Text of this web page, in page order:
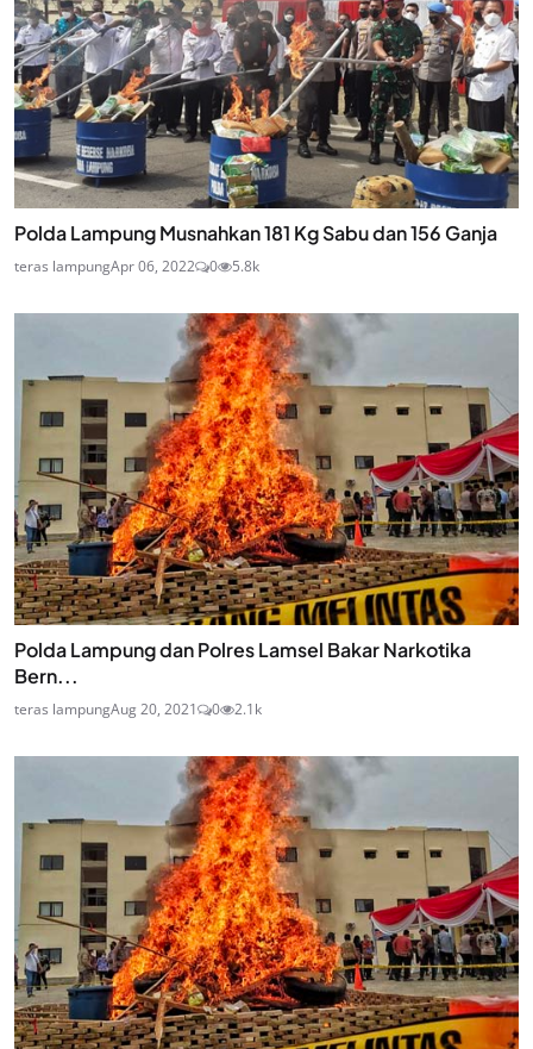
Polda Lampung Musnahkan 181 Kg Sabu dan 156 Ganja
teras lampungApr 06, 2022 0 5.8k
Polda Lampung dan Polres Lamsel Bakar Narkotika
Bern...
teras lampungAug 20, 2021 0 2.1k